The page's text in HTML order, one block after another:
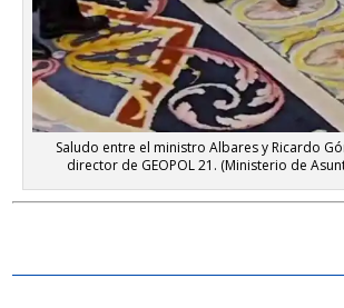
Saludo entre el ministro Albares y Ricardo
director de GEOPOL 21. (Ministerio de